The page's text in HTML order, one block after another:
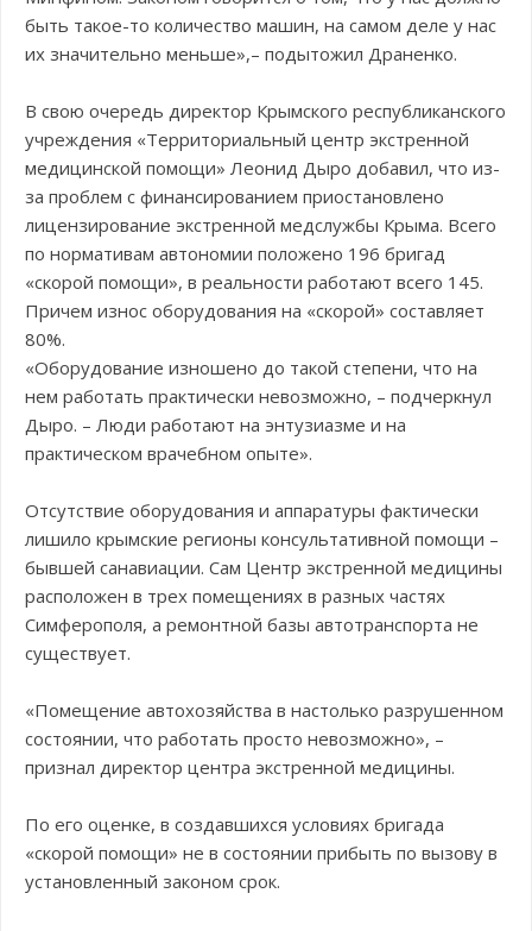
быть такое-то количество машин, на самом деле у нас
их значительно меньше»,– подытожил Драненко.
В свою очередь директор Крымского республиканского
учреждения «Территориальный центр экстренной
медицинской помощи» Леонид Дыро добавил, что из-
за проблем с финансированием приостановлено
лицензирование экстренной медслужбы Крыма. Всего
по нормативам автономии положено 196 бригад
«скорой помощи», в реальности работают всего 145.
Причем износ оборудования на «скорой» составляет
80%.
«Оборудование изношено до такой степени, что на
нем работать практически невозможно, – подчеркнул
Дыро. – Люди работают на энтузиазме и на
практическом врачебном опыте».
Отсутствие оборудования и аппаратуры фактически
лишило крымские регионы консультативной помощи –
бывшей санавиации. Сам Центр экстренной медицины
расположен в трех помещениях в разных частях
Симферополя, а ремонтной базы автотранспорта не
существует.
«Помещение автохозяйства в настолько разрушенном
состоянии, что работать просто невозможно», –
признал директор центра экстренной медицины.
По его оценке, в создавшихся условиях бригада
«скорой помощи» не в состоянии прибыть по вызову в
установленный законом срок.